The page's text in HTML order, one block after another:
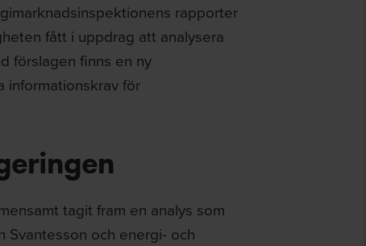
rapporter
fått i uppdrag att analysera
förslagen finns en ny
informationskrav för
tagit fram en analys som
och energi- och